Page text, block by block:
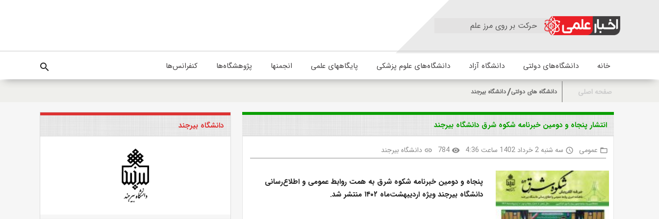
حرکت بر روی مرز علم
خانه دانشگاه‌های دولتی دانشگاه آزاد دانشگاه‌های علوم پزشکی پایگاههای علمی انجمنها پژوهشگاه‌ها کنفرانس‌ها search
صفحه اصلی دانشگاه های دولتی دانشگاه بیرجند
انتشار پنجاه و دومین خبرنامه شکوه شرق دانشگاه بیرجند
folder_open عمومی access_time سه شنبه 2 خرداد 1402 ساعت 4:36 visibility
784
link دانشگاه بیرجند
پنجاه و دومین خبرنامه شکوه شرق به همت روابط عمومی و اطلاع‌رسانی
دانشگاه بیرجند ویژه اردیبهشت‌ماه ۱۴۰۲ منتشر شد.
دانشگاه بیرجند